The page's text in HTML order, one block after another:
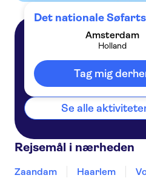
Det nationale
Amsterdam
Holland
Tag mig
Se alle
Rejsemål i nærheden
Zaandam Haarlem